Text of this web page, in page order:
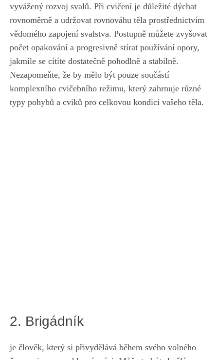
vyvážený rozvoj ⁤svalů. Při⁢ cvičení je důležité dýchat
rovnoměrně a udržovat rovnováhu těla prostřednictvím
vědomého zapojení svalstva. Postupně‍ můžete​ zvyšovat
počet opakování ⁤a progresivně stírat používání opory,
jakmile⁢ se cítíte dostatečně pohodlně a stabilně.
⁣Nezapomeňte, že by mělo být pouze součástí
komplexního ⁢cvičebního režimu, který⁣ zahrnuje⁢ různé
typy pohybů a cviků pro celkovou kondici vašeho těla.
2. Brigádník
je člověk, který ⁤si přivydělává během ⁤svého volného